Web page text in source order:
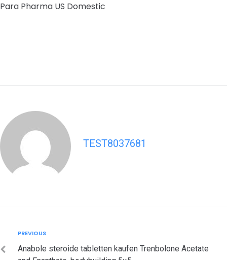
Para Pharma US Domestic
TEST8037681
navigation
Previous
PREVIOUS
Anabole steroide tabletten kaufen Trenbolone Acetate